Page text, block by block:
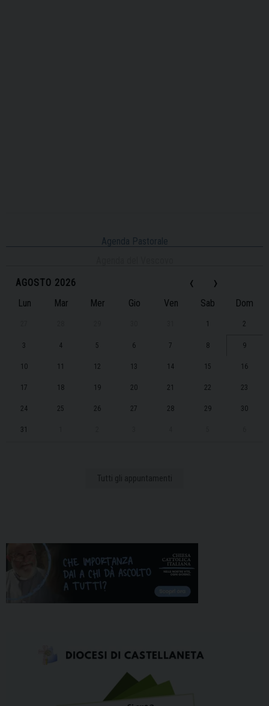
Agenda Pastorale
‹
AGOSTO 2026 ›
Lun Mar Mer Gio Ven Sab Dom
1 2
3 4 5 6 7 8 9
10 11 12 13 14 15 16
17 18 19 20 21 22 23
24 25 26 27 28 29 30
31
Tutti gli appuntamenti